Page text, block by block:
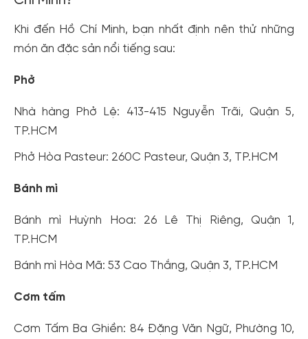
Khi đến Hồ Chí Minh, bạn nhất định nên thử những
món ăn đặc sản nổi tiếng sau:
Phở
Nhà hàng Phở Lệ: 413-415 Nguyễn Trãi, Quận 5,
TP.HCM
Phở Hòa Pasteur: 260C Pasteur, Quận 3, TP.HCM
Bánh mì
Bánh mì Huỳnh Hoa: 26 Lê Thị Riêng, Quận 1,
TP.HCM
Bánh mì Hòa Mã: 53 Cao Thắng, Quận 3, TP.HCM
Cơm tấm
Cơm Tấm Ba Ghiền: 84 Đặng Văn Ngữ, Phường 10,